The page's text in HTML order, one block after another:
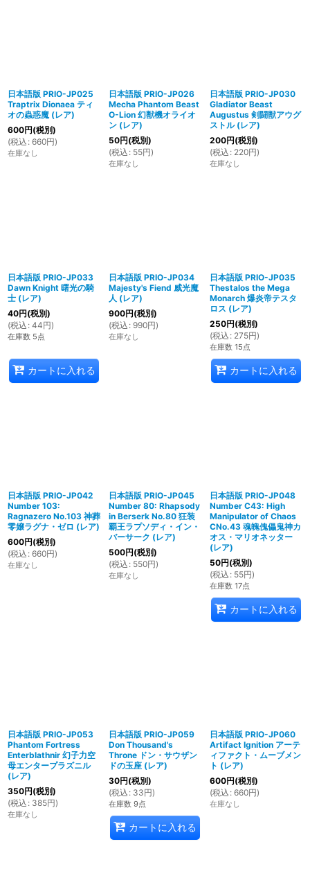
日本語版 PRIO-JP025
Traptrix Dionaea ティ
オの蟲惑魔 (レア)
600円(税別)
(税込 : 660円)
在庫なし
日本語版 PRIO-JP026
Mecha Phantom Beast
O-Lion 幻獣機オライオ
ン (レア)
50円(税別)
(税込 : 55円)
在庫なし
日本語版 PRIO-JP030
Gladiator Beast
Augustus 剣闘獣アウグ
ストル (レア)
200円(税別)
(税込 : 220円)
在庫なし
日本語版 PRIO-JP033
Dawn Knight 曙光の騎
士 (レア)
40円(税別)
(税込 : 44円)
在庫数 5点
カートに入れる
日本語版 PRIO-JP034
Majesty's Fiend 威光魔
人 (レア)
900円(税別)
(税込 : 990円)
在庫なし
日本語版 PRIO-JP035
Thestalos the Mega
Monarch 爆炎帝テスタ
ロス (レア)
250円(税別)
(税込 : 275円)
在庫数 15点
カートに入れる
日本語版 PRIO-JP042
Number 103:
Ragnazero No.103 神葬
零嬢ラグナ・ゼロ (レア)
600円(税別)
(税込 : 660円)
在庫なし
日本語版 PRIO-JP045
Number 80: Rhapsody
in Berserk No.80 狂装
覇王ラプソディ・イン・
バーサーク (レア)
500円(税別)
(税込 : 550円)
在庫なし
日本語版 PRIO-JP048
Number C43: High
Manipulator of Chaos
CNo.43 魂魄傀儡鬼神カ
オス・マリオネッター
(レア)
50円(税別)
(税込 : 55円)
在庫数 17点
カートに入れる
日本語版 PRIO-JP053
Phantom Fortress
Enterblathnir 幻子力空
母エンタープラズニル
(レア)
350円(税別)
(税込 : 385円)
在庫なし
日本語版 PRIO-JP059
Don Thousand's
Throne ドン・サウザン
ドの玉座 (レア)
30円(税別)
(税込 : 33円)
在庫数 9点
カートに入れる
日本語版 PRIO-JP060
Artifact Ignition アーテ
ィファクト・ムーブメン
ト (レア)
600円(税別)
(税込 : 660円)
在庫なし